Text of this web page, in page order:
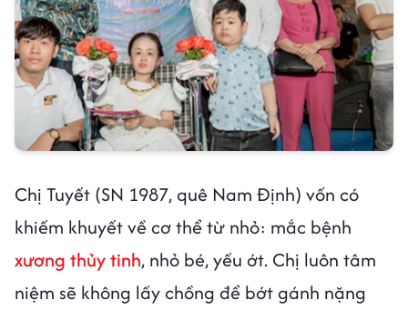
Chị Tuyết (SN 1987, quê Nam Định) vốn có
khiếm khuyết về cơ thể từ nhỏ: mắc bệnh
xương thủy tinh, nhỏ bé, yếu ớt. Chị luôn tâm
niệm sẽ không lấy chồng để bớt gánh nặng